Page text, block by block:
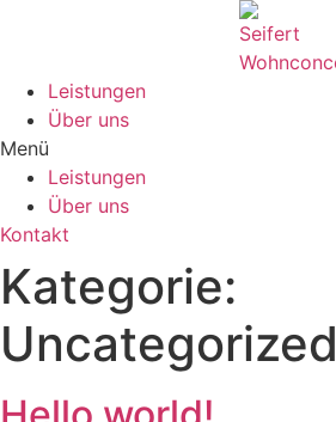
Leistungen
Über uns
Menü
Leistungen
Über uns
Kontakt
Kategorie:
Uncategorized